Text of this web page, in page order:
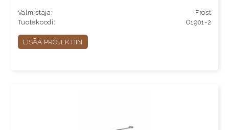
Valmistaja:
Frost
Tuotekoodi:
O1901-2
LISÄÄ PROJEKTIIN